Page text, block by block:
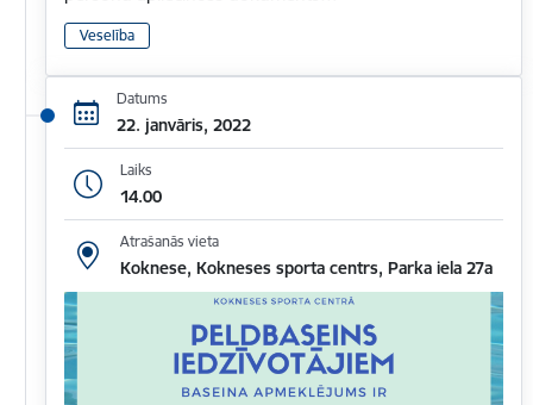
Veselība
Datums
22. janvāris, 2022
Laiks
14.00
Atrašanās vieta
Koknese, Kokneses sporta centrs, Parka iela 27a